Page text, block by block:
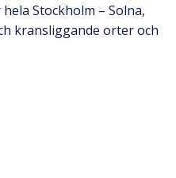
Stockholm – Solna,
kransliggande orter och